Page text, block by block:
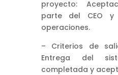
proyecto:
parte del CEO
operaciones.
– Criterios de
Entrega del
completada y